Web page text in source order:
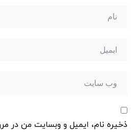
ذخیره نام، ایمیل و وبسایت من در